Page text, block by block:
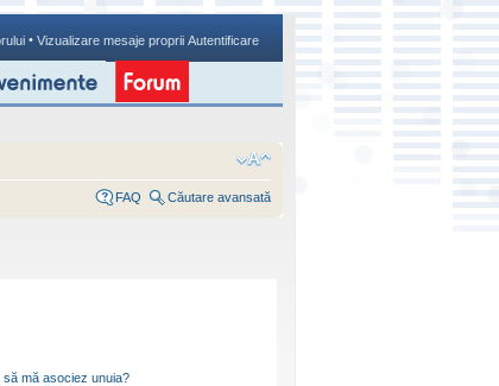
• Vizualizare mesaje proprii Autentificare
FAQ Căutare avansată
mă asociez unuia?